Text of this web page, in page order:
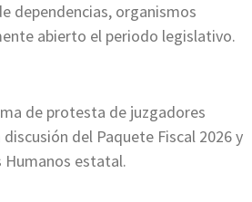
dependencias, organismos
abierto el periodo legislativo.
de protesta de juzgadores
del Paquete Fiscal 2026 y
Humanos estatal.